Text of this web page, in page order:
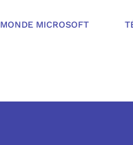
MONDE MICROSOFT
INFOGÉRANCE